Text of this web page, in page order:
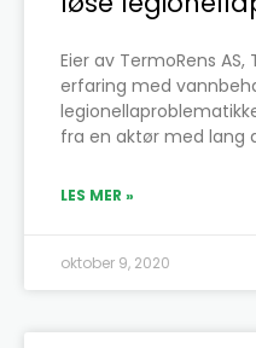
Eier av TermoRens
erfaring med
fra en aktør med lang
LES MER »
oktober 9, 2020